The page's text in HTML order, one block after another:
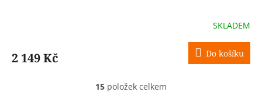
R
M
A
SKLADEM
2 149 Kč Do košíku
O
15 položek celkem